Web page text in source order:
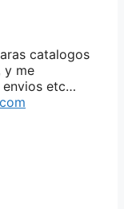
catalogos
y me
envios etc…